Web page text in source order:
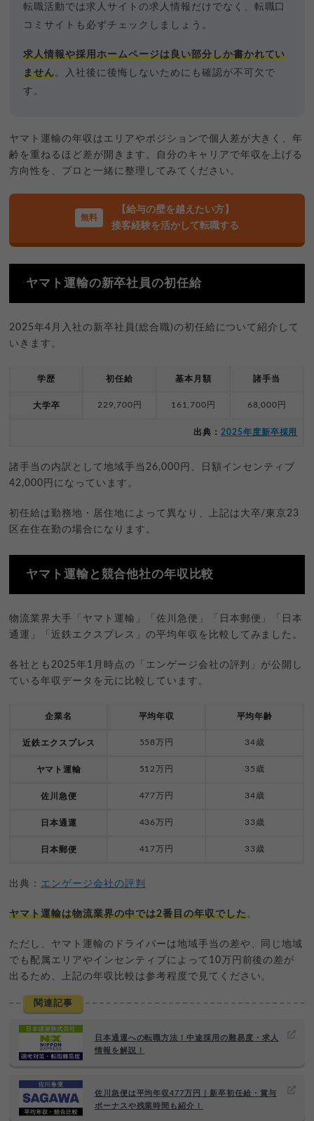
転職活動では求人サイトの求人情報だけでなく、転職口
コミサイトも必ずチェックしましょう。
求人情報や採用ホームページは良い部分しか書かれてい
ません。入社後に後悔しないためにも確認が不可欠で
す。
ヤマト運輸の年収はエリアやポジションで個人差が大きく、年
齢を重ねるほど差が開きます。自分のキャリアで年収を上げる
方向性を、プロと一緒に整理してみてください。
【給与の壁を越えたい方】
接客経験を活かして転職する
ヤマト運輸の新卒社員の初任給
2025年4月入社の新卒社員(総合職)の初任給について紹介して
いきます。
学歴 初任給 基本月額 諸手当
大学卒 229,700円 161,700円 68,000円
出典： 2025年度新卒採用
諸手当の内訳として地域手当26,000円、日額インセンティブ
42,000円になっています。
初任給は勤務地・居住地によって異なり、上記は大卒/東京23
区在住在勤の場合になります。
ヤマト運輸と競合他社の年収比較
物流業界大手「ヤマト運輸」「佐川急便」「日本郵便」「日本
通運」「近鉄エクスプレス」の平均年収を比較してみました。
各社とも2025年1月時点の「エンゲージ会社の評判」が公開し
ている年収データを元に比較しています。
企業名 平均年収 平均年齢
近鉄エクスプレス 558万円 34歳
ヤマト運輸 512万円 35歳
佐川急便 477万円 34歳
日本通運 436万円 33歳
日本郵便 417万円 33歳
出典： エンゲージ会社の評判
ヤマト運輸は物流業界の中では2番目の年収でした。
ただし、ヤマト運輸のドライバーは地域手当の差や、同じ地域
でも配属エリアやインセンティブによって10万円前後の差が
出るため、上記の年収比較は参考程度で見てください。
関連記事
日本通運への転職方法！中途採用の難易度・求人
情報を解説！
佐川急便は平均年収477万円｜新卒初任給・賞与
ボーナスや残業時間も紹介！